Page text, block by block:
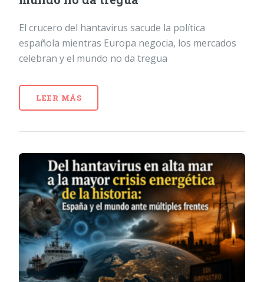
El crucero del hantavirus sacude la política
española mientras Europa negocia, los mercados
celebran y el mundo no da tregua
LEER MÁS